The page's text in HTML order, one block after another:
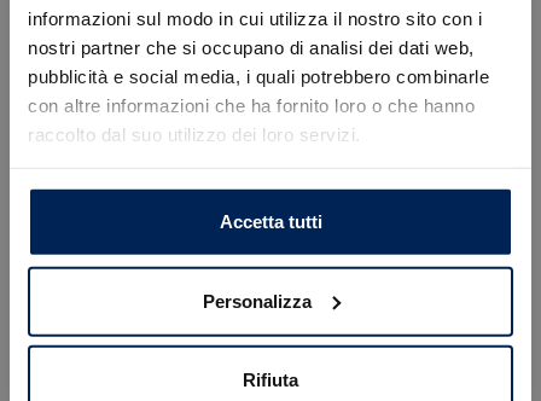
informazioni sul modo in cui utilizza il nostro sito con i
nostri partner che si occupano di analisi dei dati web,
pubblicità e social media, i quali potrebbero combinarle
con altre informazioni che ha fornito loro o che hanno
raccolto dal suo utilizzo dei loro servizi.
Accetta tutti
Personalizza
Rifiuta
del conducente e dei passeggeri.
Errore
Caricamento veicoli non riuscito